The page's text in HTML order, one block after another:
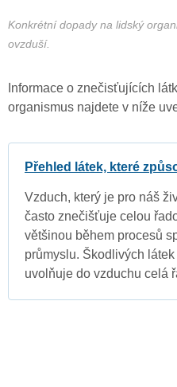
Konkrétní dopady na lidský
ovzduší.
Informace o znečisťujících
organismus najdete v níže
Přehled látek, které
Vzduch, který je pro náš
často znečišťuje celou
většinou během procesů
průmyslu. Škodlivých
uvolňuje do vzduchu celá